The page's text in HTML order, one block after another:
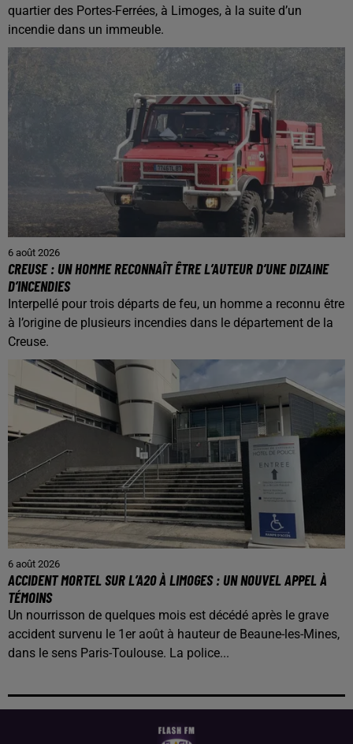
quartier des Portes-Ferrées, à Limoges, à la suite d’un
incendie dans un immeuble.
6 août 2026
CREUSE : UN HOMME RECONNAÎT ÊTRE L’AUTEUR D’UNE DIZAINE
D’INCENDIES
Interpellé pour trois départs de feu, un homme a reconnu être
à l’origine de plusieurs incendies dans le département de la
Creuse.
6 août 2026
ACCIDENT MORTEL SUR L’A20 À LIMOGES : UN NOUVEL APPEL À
TÉMOINS
Un nourrisson de quelques mois est décédé après le grave
accident survenu le 1er août à hauteur de Beaune-les-Mines,
dans le sens Paris-Toulouse. La police...